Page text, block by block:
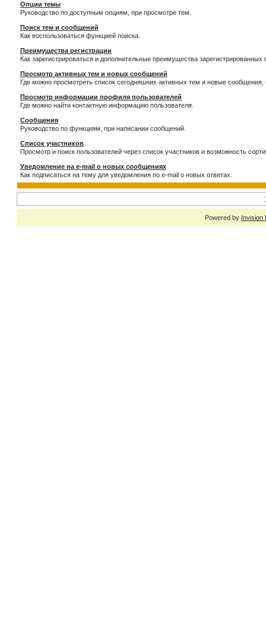
Опции темы
Руководство по доступным опциям, при просмотре тем.
Поиск тем и сообщений
Как воспользоваться функцией поиска.
Преимущества регистрации
Как зарегистрироваться и дополнительные преимущества зарегистрированных
Просмотр активных тем и новых сообщений
Где можно просмотреть список сегодняшних активных тем и новые
Просмотр информации профиля пользователей
Где можно найти контактную информацию пользователя.
Сообщения
Руководство по функциям, при написании сообщений.
Список участников
Просмотр и поиск пользователей через список участников и возможность
Уведомление на e-mail о новых сообщениях
Как подписаться на тему для уведомления по e-mail о новых ответах.
Powered by Invision